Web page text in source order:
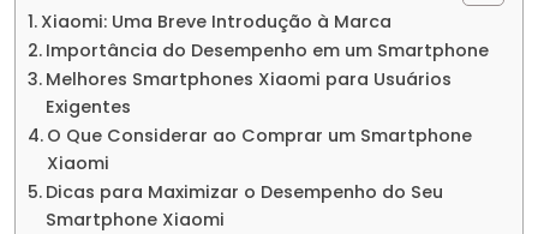
Xiaomi: Uma Breve Introdução à Marca
Importância do Desempenho em um Smartphone
Melhores Smartphones Xiaomi para Usuários
Exigentes
O Que Considerar ao Comprar um Smartphone
Xiaomi
Dicas para Maximizar o Desempenho do Seu
Smartphone Xiaomi